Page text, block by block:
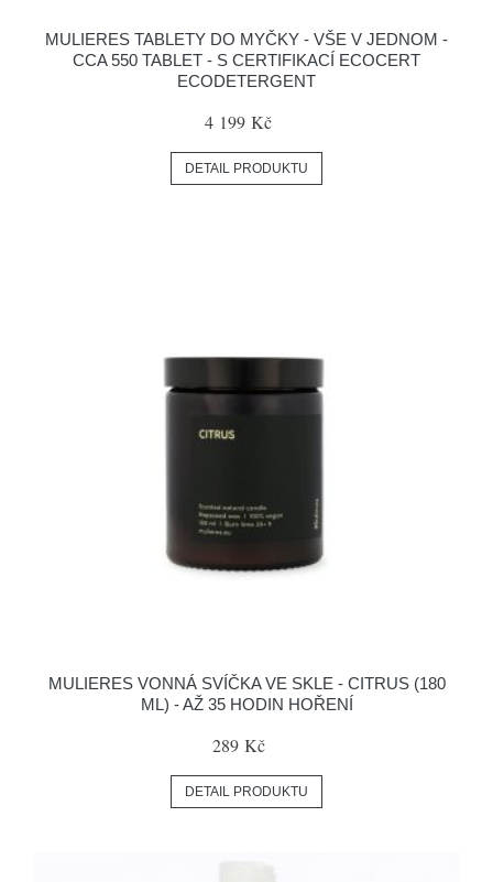
MULIERES TABLETY DO MYČKY - VŠE V JEDNOM -
CCA 550 TABLET - S CERTIFIKACÍ ECOCERT
ECODETERGENT
4 199 Kč
DETAIL PRODUKTU
MULIERES VONNÁ SVÍČKA VE SKLE - CITRUS (180
ML) - AŽ 35 HODIN HOŘENÍ
289 Kč
DETAIL PRODUKTU